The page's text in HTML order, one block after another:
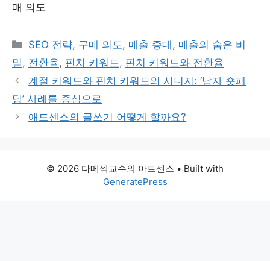
매 의도
Categories
SEO 전략, 구매 의도 , 매출 증대 , 매출의 숨은 비
밀 , 전환율, 핀치 키워드 , 핀치 키워드와 전환율
계절 키워드와 핀치 키워드의 시너지: ‘남자 숏패
딩’ 사례를 중심으로
애드센스의 글쓰기 어떻게 할까요?
© 2026 다메섹교수의 아트센스 • Built with
GeneratePress